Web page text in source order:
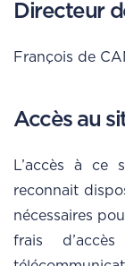
Directeur
François de
Accès au
L’accès à ce
reconnait
nécessaires
frais